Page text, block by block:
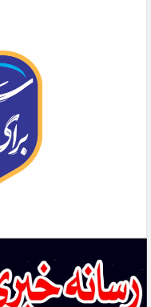
افزایش مصرف داروهای اعصاب
دستگیری عاملان آتش‌سوزی
دکتر حمید هاشمی سرپرست
سردار سرتیپ پاسدار حاج ایوب
🔴موضوع ویژه: معیشت در لبه‌ی
دو ستاره استقلال کازرون به تیم ملی